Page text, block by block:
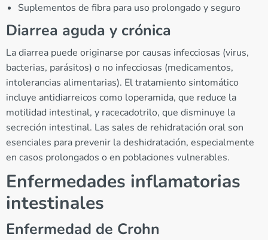
Suplementos de fibra para uso prolongado y seguro
Diarrea aguda y crónica
La diarrea puede originarse por causas infecciosas (virus,
bacterias, parásitos) o no infecciosas (medicamentos,
intolerancias alimentarias). El tratamiento sintomático
incluye antidiarreicos como loperamida, que reduce la
motilidad intestinal, y racecadotrilo, que disminuye la
secreción intestinal. Las sales de rehidratación oral son
esenciales para prevenir la deshidratación, especialmente
en casos prolongados o en poblaciones vulnerables.
Enfermedades inflamatorias
intestinales
Enfermedad de Crohn